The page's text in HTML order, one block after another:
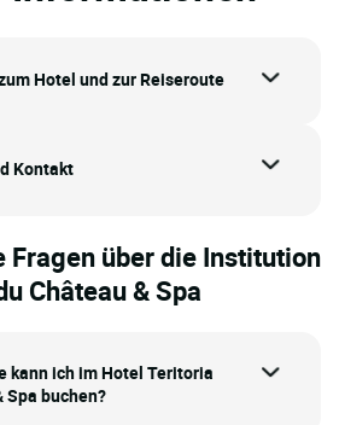
Hotel und zur Reiseroute
Kontakt
über die Institution
Château & Spa
kann ich im Hotel Teritoria
Spa buchen?